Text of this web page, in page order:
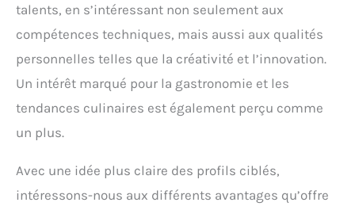
talents, en s’intéressant non seulement aux
compétences techniques, mais aussi aux qualités
personnelles telles que la créativité et l’innovation.
Un intérêt marqué pour la gastronomie et les
tendances culinaires est également perçu comme
un plus.
Avec une idée plus claire des profils ciblés,
intéressons-nous aux différents avantages qu’offre